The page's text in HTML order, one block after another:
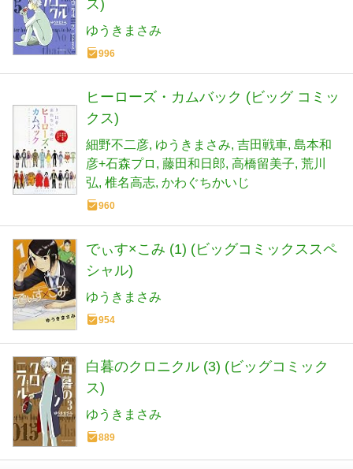
ス)
ゆうきまさみ
996
ヒーローズ・カムバック (ビッグ コミッ
クス)
細野不二彦 ゆうきまさみ 吉田戦車 島本和
彦+石森プロ
藤田和日郎 高橋留美子 荒川
弘 椎名高志 かわぐちかいじ
960
でぃす×こみ (1) (ビッグコミックススペ
シャル)
ゆうきまさみ
954
白暮のクロニクル (3) (ビッグコミック
ス)
ゆうきまさみ
889